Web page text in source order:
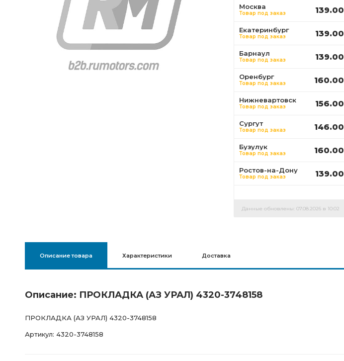
Москва
Товар под заказ 139.00
Екатеринбург
Товар под заказ 139.00
Барнаул
Товар под заказ 139.00
Оренбург
Товар под заказ 160.00
Нижневартовск
Товар под заказ 156.00
Сургут
Товар под заказ 146.00
Бузулук
Товар под заказ 160.00
Ростов-на-Дону
Товар под заказ 139.00
Данные обновлены: 07.08.2026 в 10:02
Описание товара Характеристики Доставка
Описание: ПРОКЛАДКА (АЗ УРАЛ) 4320-3748158
ПРОКЛАДКА (АЗ УРАЛ) 4320-3748158
Артикул: 4320-3748158